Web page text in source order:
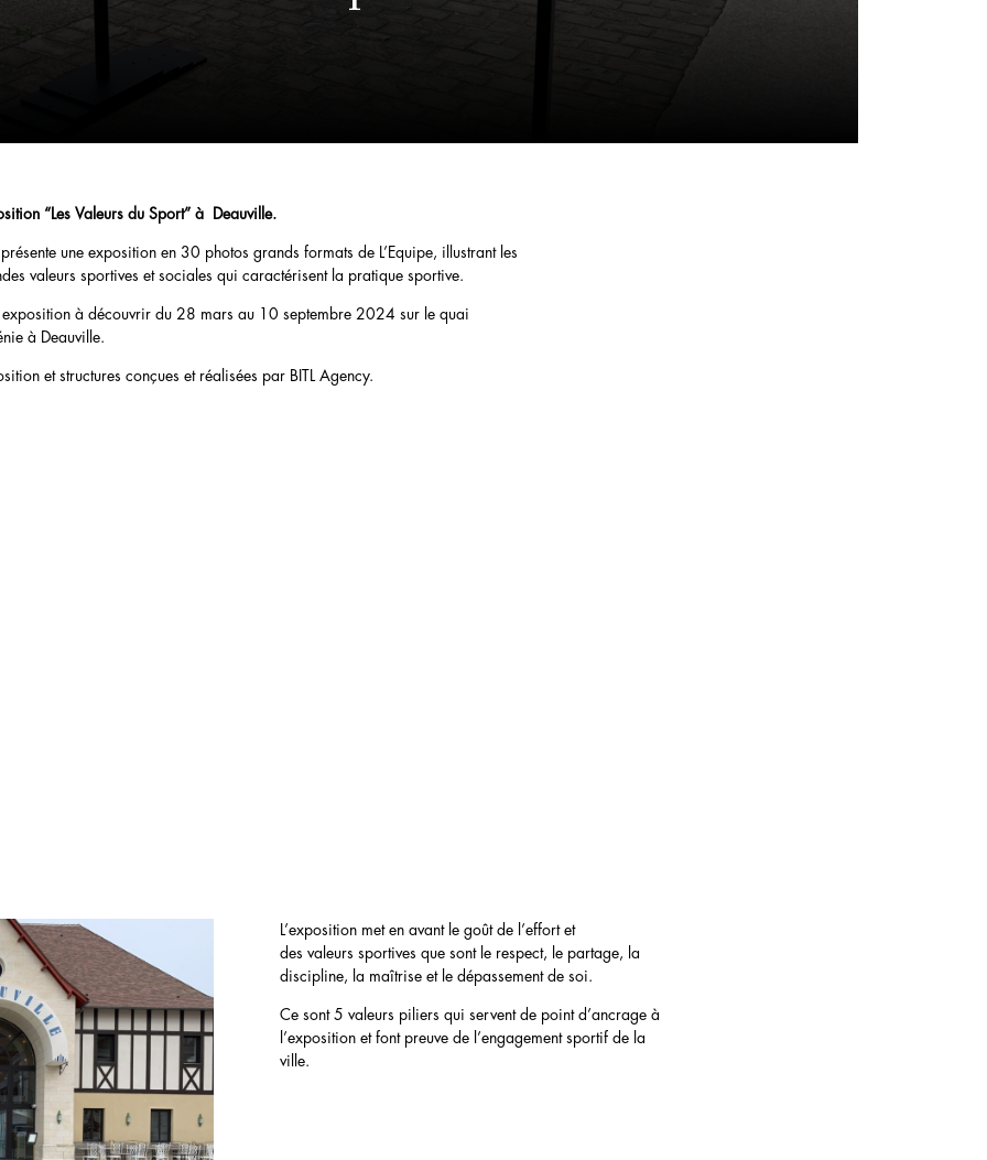
“Les Valeurs du Sport” à Deauville.
présente une exposition en 30 photos grands formats de L’Equipe, illustrant les
valeurs sportives et sociales qui caractérisent la pratique sportive.
exposition à découvrir du 28 mars au 10 septembre 2024 sur le quai
à Deauville.
et structures conçues et réalisées par BITL Agency.
L’exposition met en avant le goût de l’effort et
des valeurs sportives que sont le respect, le partage, la
discipline, la maîtrise et le dépassement de soi.
Ce sont 5 valeurs piliers qui servent de point d’ancrage à
l’exposition et font preuve de l’engagement sportif de la
ville.